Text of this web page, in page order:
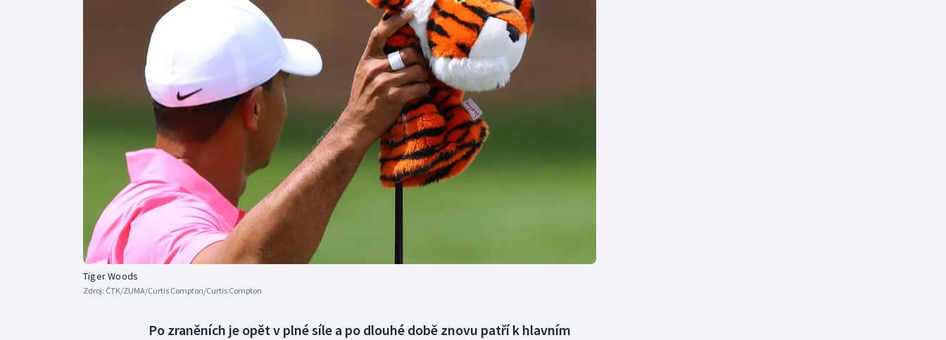
Curling
Dostihy
Futsal
Gymnastika
Moderní pětiboj
Motorsport
Olympijské hry
Parasport
Plavání
Plážový volejbal
Triatlon
Veslování
Vodní slalom
Tiger Woods
Zdroj: ČTK/ZUMA/Curtis Compton/Curtis Compton
Po zraněních je opět v plné síle a po dlouhé době znovu patří k hlavním